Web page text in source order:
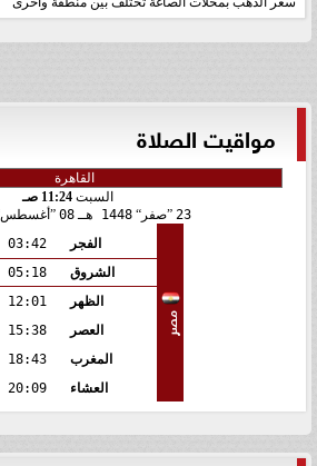
مواقيت الصلاة
السبت 11:24 صـ
23
صفر 1448 هـ 08 أغسطس
مصر
الفجر
03:42
الشروق
05:18
الظهر
12:01
العصر
15:38
المغرب
18:43
العشاء
20:09